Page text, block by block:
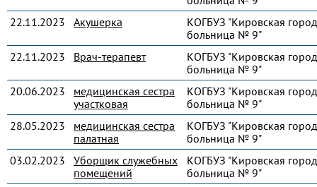
22.11.2023
Акушерка
КОГБУЗ "Кировская
больница № 9"
22.11.2023
Врач-терапевт
КОГБУЗ "Кировская
больница № 9"
20.06.2023
медицинская сестра
участковая
КОГБУЗ "Кировская
больница № 9"
28.05.2023
медицинская сестра
палатная
КОГБУЗ "Кировская
больница № 9"
03.02.2023
Уборщик служебных
помещений
КОГБУЗ "Кировская
больница № 9"